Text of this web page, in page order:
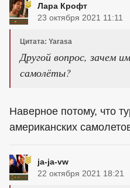
Лара Крофт
23 октября 2021 11:11
Цитата: Yarasa
Другой вопрос, зачем
самолёты?
Наверное потому, что
американских
ja-ja-vw
22 октября 2021 18:21